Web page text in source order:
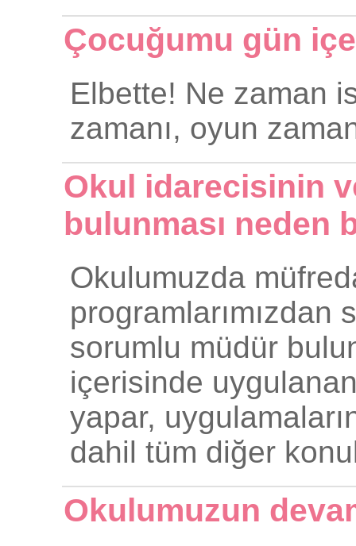
Çocuğumu gün
Elbette! Ne zaman
zamanı, oyun
Okul idarecisinin
bulunması neden
Okulumuzda
sorumlu müdür
içerisinde
yapar,
dahil tüm diğer
Okulumuzun